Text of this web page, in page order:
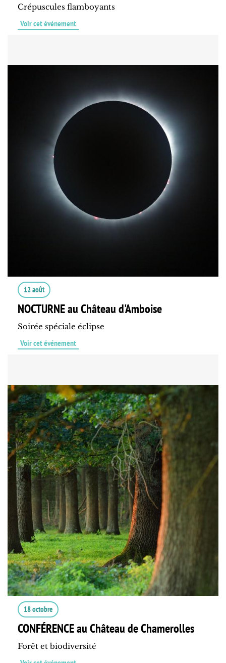
Crépuscules flamboyants
Voir cet événement
12 août
NOCTURNE au Château d'Amboise
Soirée spéciale éclipse
Voir cet événement
18 octobre
CONFÉRENCE au Château de Chamerolles
Forêt et biodiversité